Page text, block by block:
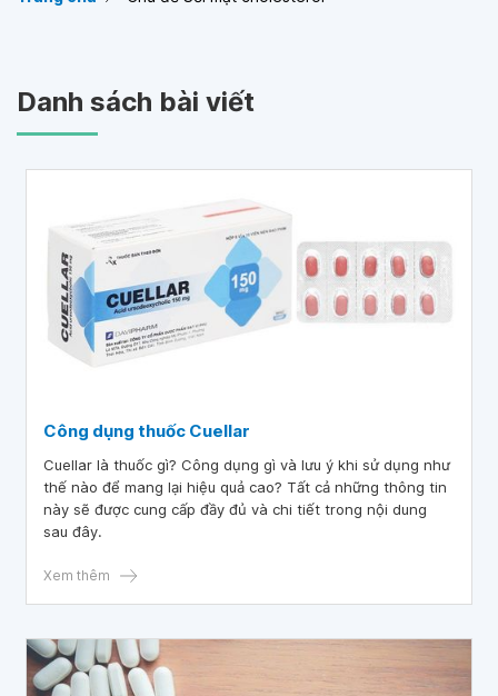
Danh sách bài viết
Công dụng thuốc Cuellar
Cuellar là thuốc gì? Công dụng gì và lưu ý khi sử dụng như
thế nào để mang lại hiệu quả cao? Tất cả những thông tin
này sẽ được cung cấp đầy đủ và chi tiết trong nội dung
sau đây.
Xem thêm